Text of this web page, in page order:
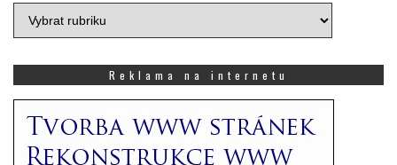
Vyberte
si,
zajímá
Reklama na internetu